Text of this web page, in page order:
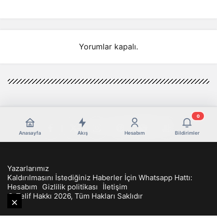
Yorumlar kapalı.
Anasayfa Akış Hesabım Bildirimler
0
Yazarlarımız
Kaldırılmasını İstediğiniz Haberler İçin Whatsapp Hattı:
Hesabım
Gizlilik politikası
İletişim
© Telif Hakkı 2026, Tüm Hakları Saklıdır